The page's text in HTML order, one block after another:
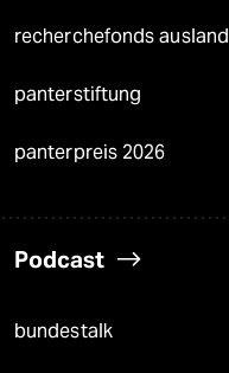
recherchefonds ausland
panterstiftung
panterpreis 2026
Podcast
bundestalk